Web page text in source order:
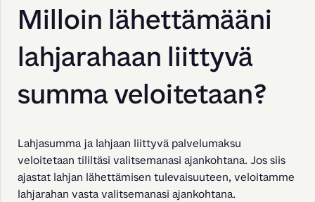
Milloin lähettämääni
lahjarahaan liittyvä
summa veloitetaan?
Lahjasumma ja lahjaan liittyvä palvelumaksu
veloitetaan tililtäsi valitsemanasi ajankohtana. Jos siis
ajastat lahjan lähettämisen tulevaisuuteen, veloitamme
lahjarahan vasta valitsemanasi ajankohtana.